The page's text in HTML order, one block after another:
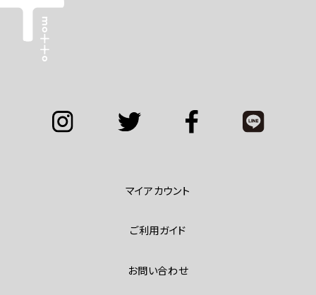
マイアカウント
ご利用ガイド
お問い合わせ